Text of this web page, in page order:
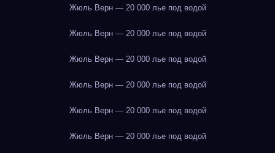
Жюль Верн — 20 000 лье под водой
Жюль Верн — 20 000 лье под водой
Жюль Верн — 20 000 лье под водой
Жюль Верн — 20 000 лье под водой
Жюль Верн — 20 000 лье под водой
Жюль Верн — 20 000 лье под водой